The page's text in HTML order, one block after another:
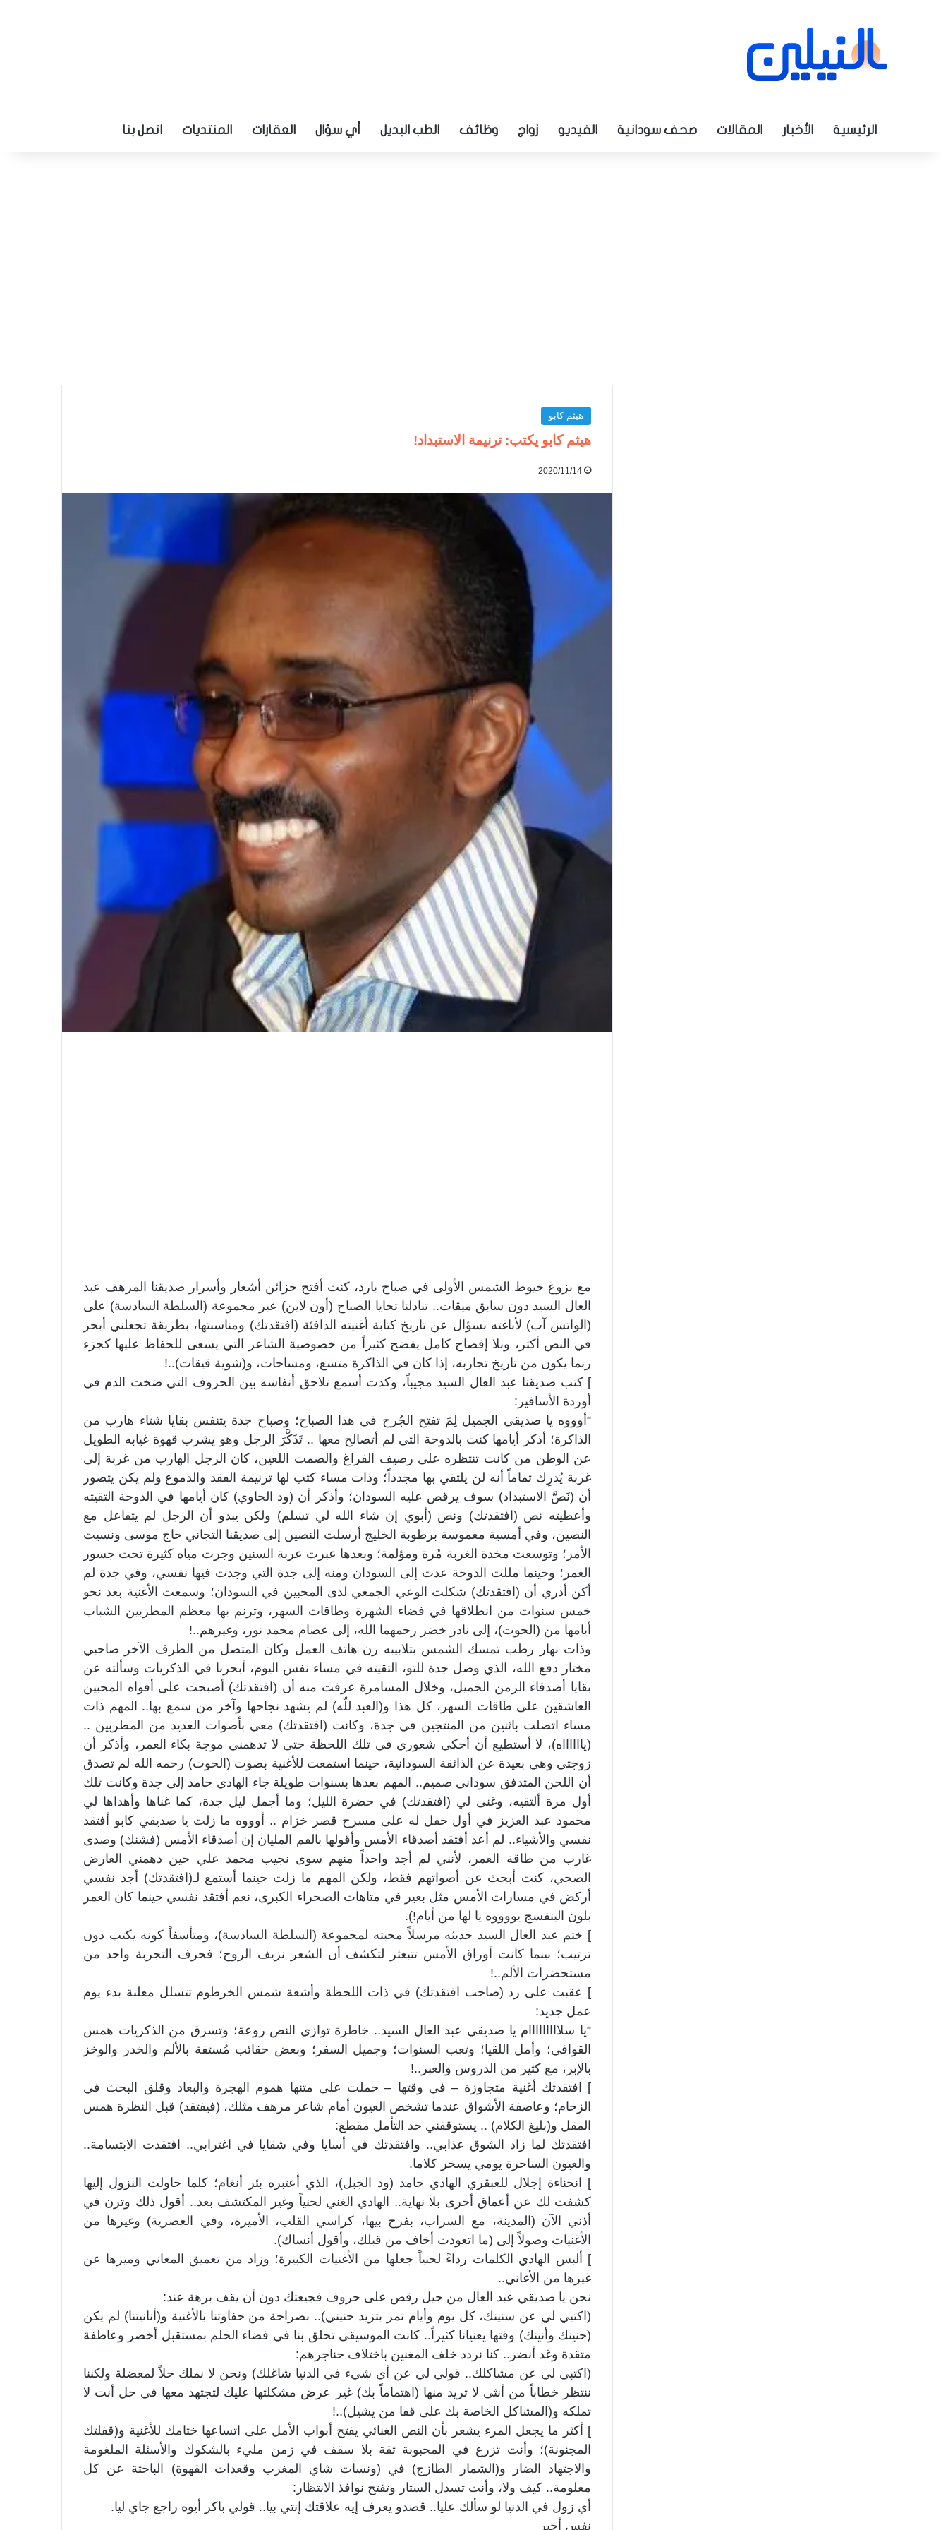
الرئيسية الأخبار المقالات صحف سودانية الفيديو زواج وظائف الطب البديل أي سؤال العقارات المنتديات اتصل بنا
هيثم كابو
هيثم كابو يكتب: ترنيمة الاستبداد!
2020/11/14
مع بزوغ خيوط الشمس الأولى في صباح بارد، كنت أفتح خزائن أشعار وأسرار صديقنا المرهف عبد
العال السيد دون سابق ميقات.. تبادلنا تحايا الصباح (أون لاين) عبر مجموعة (السلطة السادسة) على
(الواتس آب) لأباغته بسؤال عن تاريخ كتابة أغنيته الدافئة (افتقدتك) ومناسبتها، بطريقة تجعلني أبحر
في النص أكثر، وبلا إفصاح كامل يفضح كثيراً من خصوصية الشاعر التي يسعى للحفاظ عليها كجزء
ربما يكون من تاريخ تجاربه، إذا كان في الذاكرة متسع، ومساحات، و(شوية قيقات)..!
] كتب صديقنا عبد العال السيد مجيباً، وكدت أسمع تلاحق أنفاسه بين الحروف التي ضخت الدم في
أوردة الأسافير:
“أوووه يا صديقي الجميل لِمَ تفتح الجُرح في هذا الصباح؛ وصباح جدة يتنفس بقايا شتاء هارب من
الذاكرة؛ أذكر أيامها كنت بالدوحة التي لم أتصالح معها .. تَذَكَّرَ الرجل وهو يشرب قهوة غيابه الطويل
عن الوطن من كانت تنتظره على رصيف الفراغ والصمت اللعين، كان الرجل الهارب من غربة إلى
غربة يُدرِك تماماً أنه لن يلتقي بها مجدداً؛ وذات مساء كتب لها ترنيمة الفقد والدموع ولم يكن يتصور
أن (نَصَّ الاستبداد) سوف يرقص عليه السودان؛ وأذكر أن (ود الحاوي) كان أيامها في الدوحة التقيته
وأعطيته نص (افتقدتك) ونص (أبوي إن شاء الله لي تسلم) ولكن يبدو أن الرجل لم يتفاعل مع
النصين، وفي أمسية مغموسة برطوبة الخليج أرسلت النصين إلى صديقنا التجاني حاج موسى ونسيت
الأمر؛ وتوسعت مخدة الغربة مُرة ومؤلمة؛ وبعدها عبرت عربة السنين وجرت مياه كثيرة تحت جسور
العمر؛ وحينما مللت الدوحة عدت إلى السودان ومنه إلى جدة التي وجدت فيها نفسي، وفي جدة لم
أكن أدري أن (افتقدتك) شكلت الوعي الجمعي لدى المحبين في السودان؛ وسمعت الأغنية بعد نحو
خمس سنوات من انطلاقها في فضاء الشهرة وطاقات السهر، وترنم بها معظم المطربين الشباب
أيامها من (الحوت)، إلى نادر خضر رحمهما الله، إلى عصام محمد نور، وغيرهم..!
وذات نهار رطب تمسك الشمس بتلابيبه رن هاتف العمل وكان المتصل من الطرف الآخر صاحبي
مختار دفع الله، الذي وصل جدة للتو، التقيته في مساء نفس اليوم، أبحرنا في الذكريات وسألته عن
بقايا أصدقاء الزمن الجميل، وخلال المسامرة عرفت منه أن (افتقدتك) أصبحت على أفواه المحبين
العاشقين على طاقات السهر، كل هذا و(العبد للّه) لم يشهد نجاحها وآخر من سمع بها.. المهم ذات
مساء اتصلت باثنين من المنتجين في جدة، وكانت (افتقدتك) معي بأصوات العديد من المطربين ..
(يااااااه)، لا أستطيع أن أحكي شعوري في تلك اللحظة حتى لا تدهمني موجة بكاء العمر، وأذكر أن
زوجتي وهي بعيدة عن الذائقة السودانية، حينما استمعت للأغنية بصوت (الحوت) رحمه الله لم تصدق
أن اللحن المتدفق سوداني صميم.. المهم بعدها بسنوات طويلة جاء الهادي حامد إلى جدة وكانت تلك
أول مرة ألتقيه، وغنى لي (افتقدتك) في حضرة الليل؛ وما أجمل ليل جدة، كما غناها وأهداها لي
محمود عبد العزيز في أول حفل له على مسرح قصر خزام .. أوووه ما زلت يا صديقي كابو أفتقد
نفسي والأشياء.. لم أعد أفتقد أصدقاء الأمس وأقولها بالفم المليان إن أصدقاء الأمس (فشنك) وصدى
غارب من طاقة العمر، لأنني لم أجد واحداً منهم سوى نجيب محمد علي حين دهمني العارض
الصحي، كنت أبحث عن أصواتهم فقط، ولكن المهم ما زلت حينما أستمع لـ(افتقدتك) أجد نفسي
أركض في مسارات الأمس مثل بعير في متاهات الصحراء الكبرى، نعم أفتقد نفسي حينما كان العمر
بلون البنفسج يووووه يا لها من أيام!).
] ختم عبد العال السيد حديثه مرسلاً محبته لمجموعة (السلطة السادسة)، ومتأسفاً كونه يكتب دون
ترتيب؛ بينما كانت أوراق الأمس تتبعثر لتكشف أن الشعر نزيف الروح؛ فحرف التجربة واحد من
مستحضرات الألم..!
] عقبت على رد (صاحب افتقدتك) في ذات اللحظة وأشعة شمس الخرطوم تتسلل معلنة بدء يوم
عمل جديد:
“يا سلااااااااام يا صديقي عبد العال السيد.. خاطرة توازي النص روعة؛ وتسرق من الذكريات همس
القوافي؛ وأمل اللقيا؛ وتعب السنوات؛ وجميل السفر؛ وبعض حقائب مُستفة بالألم والخدر والوخز
بالإبر، مع كثير من الدروس والعبر..!
] افتقدتك أغنية متجاوزة – في وقتها – حملت على متنها هموم الهجرة والبعاد وقلق البحث في
الزحام؛ وعاصفة الأشواق عندما تشخص العيون أمام شاعر مرهف مثلك، (فيفتقد) قبل النظرة همس
المقل و(بليغ الكلام) .. يستوقفني حد التأمل مقطع:
افتقدتك لما زاد الشوق عذابي.. وافتقدتك في أسايا وفي شقايا في اغترابي.. افتقدت الابتسامة..
والعيون الساحرة يومي يسحر كلاما.
] انحناءة إجلال للعبقري الهادي حامد (ود الجبل)، الذي أعتبره بئر أنغام؛ كلما حاولت النزول إليها
كشفت لك عن أعماق أخرى بلا نهاية.. الهادي الغني لحنياً وغير المكتشف بعد.. أقول ذلك وترن في
أذني الآن (المدينة، مع السراب، بفرح بيها، كراسي القلب، الأميرة، وفي العصرية) وغيرها من
الأغنيات وصولاً إلى (ما اتعودت أخاف من قبلك، وأقول أنساك).
] ألبس الهادي الكلمات رداءً لحنياً جعلها من الأغنيات الكبيرة؛ وزاد من تعميق المعاني وميزها عن
غيرها من الأغاني..
نحن يا صديقي عبد العال من جيل رقص على حروف فجيعتك دون أن يقف برهة عند:
(اكتبي لي عن سنينك، كل يوم وأيام تمر بتزيد حنيني).. بصراحة من حفاوتنا بالأغنية و(أنانيتنا) لم يكن
(حنينك وأنينك) وقتها يعنيانا كثيراً.. كانت الموسيقى تحلق بنا في فضاء الحلم بمستقبل أخضر وعاطفة
متقدة وغد أنضر.. كنا نردد خلف المغنين باختلاف حناجرهم:
(اكتبي لي عن مشاكلك.. قولي لي عن أي شيء في الدنيا شاغلك) ونحن لا نملك حلاً لمعضلة ولكننا
ننتظر خطاباً من أنثى لا تريد منها (اهتماماً بك) غير عرض مشكلتها عليك لتجتهد معها في حل أنت لا
تملكه و(المشاكل الخاصة بك على قفا من يشيل)..!
] أكثر ما يجعل المرء يشعر بأن النص الغنائي يفتح أبواب الأمل على اتساعها ختامك للأغنية و(قفلتك
المجنونة)؛ وأنت تزرع في المحبوبة ثقة بلا سقف في زمن مليء بالشكوك والأسئلة الملغومة
والاجتهاد الضار و(الشمار الطازج) في (ونسات شاي المغرب وقعدات القهوة) الباحثة عن كل
معلومة.. كيف ولا، وأنت تسدل الستار وتفتح نوافذ الانتظار:
أي زول في الدنيا لو سألك عليا.. قصدو يعرف إيه علاقتك إنتي بيا.. قولي باكر أيوه راجع جاي ليا.
نفس أخير